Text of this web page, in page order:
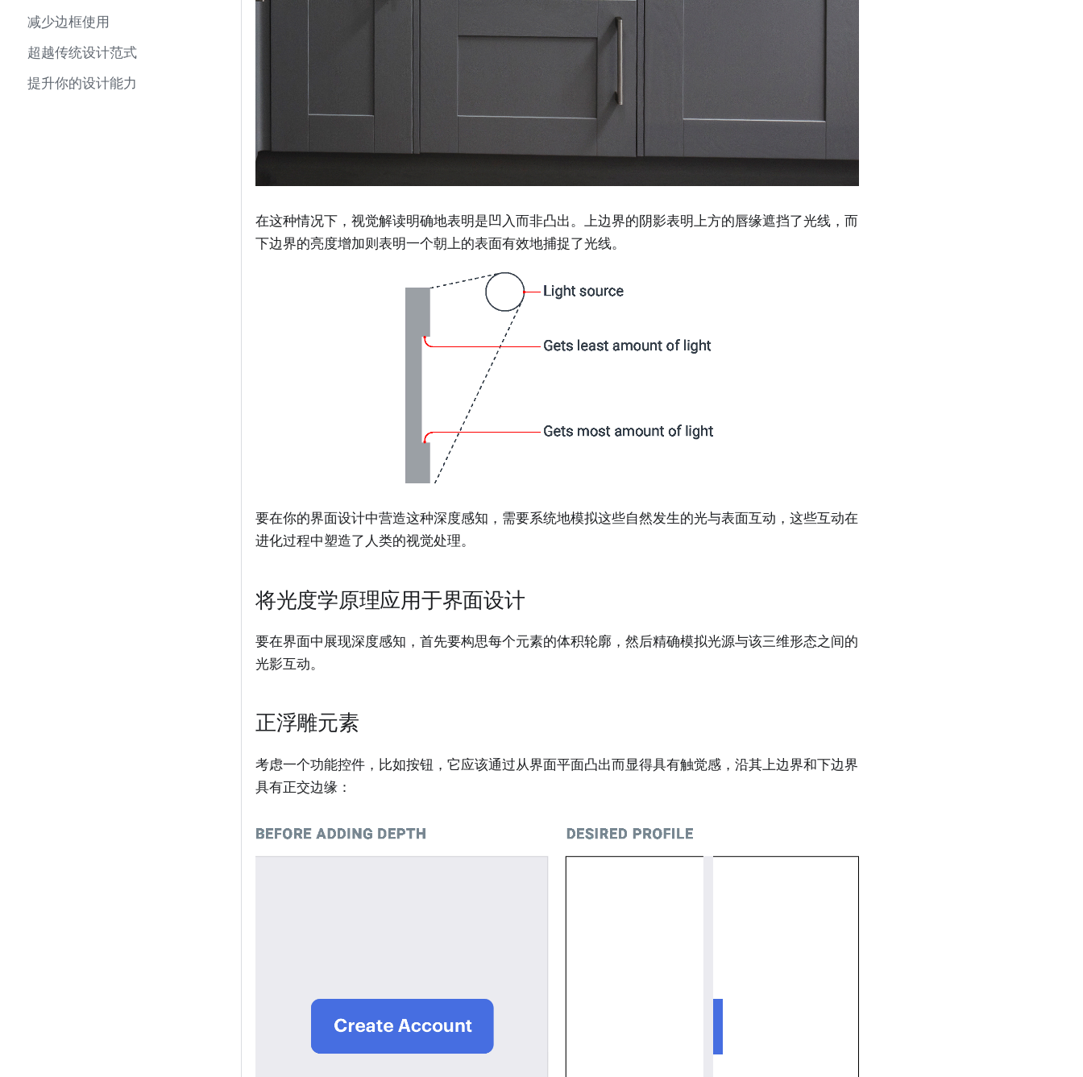
减少边框使用
超越传统设计范式
提升你的设计能力
在这种情况下，视觉解读明确地表明是凹入而非凸出。上边界的阴影表明上方的唇缘遮挡了光线，而
下边界的亮度增加则表明一个朝上的表面有效地捕捉了光线。
要在你的界面设计中营造这种深度感知，需要系统地模拟这些自然发生的光与表面互动，这些互动在
进化过程中塑造了人类的视觉处理。
将光度学原理应用于界面设计
要在界面中展现深度感知，首先要构思每个元素的体积轮廓，然后精确模拟光源与该三维形态之间的
光影互动。
正浮雕元素
考虑一个功能控件，比如按钮，它应该通过从界面平面凸出而显得具有触觉感，沿其上边界和下边界
具有正交边缘：